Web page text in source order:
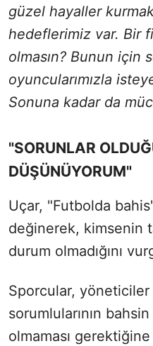
güzel hayaller
hedeflerimiz var. Bir
olmasın? Bunun için
oyuncularımızla
Sonuna kadar da
"SORUNLAR
DÜŞÜNÜYORUM"
Uçar, "Futbolda
değinerek, kimsenin
durum olmadığını
Sporcular,
sorumlularının
olmaması